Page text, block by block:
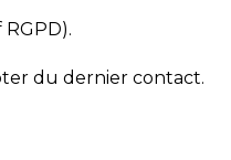
du dernier contact.